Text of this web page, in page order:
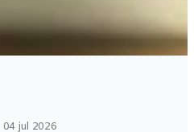
04 jul 2026